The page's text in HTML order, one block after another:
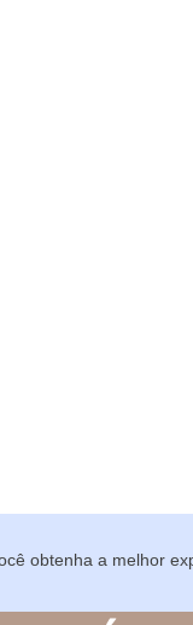
obtenha a melhor